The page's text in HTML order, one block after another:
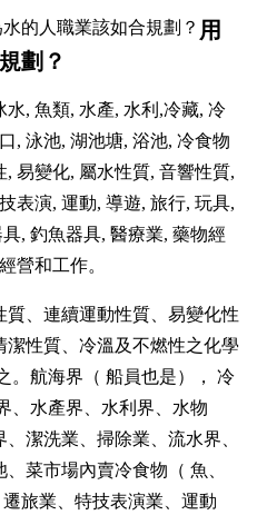
水的人職業該如合規劃？ 用
劃？
, 魚類, 水產, 水利,冷藏, 冷
, 泳池, 湖池塘, 浴池, 冷食物
易變化, 屬水性質, 音響性質,
表演, 運動, 導遊, 旅行, 玩具,
, 釣魚器具, 醫療業, 藥物經
營和工作。
、連續運動性質、易變化性
性質、冷溫及不燃性之化學
。航海界（ 船員也是）， 冷
、水產界、水利界、水物
潔洗業、掃除業、流水界、
菜市場內賣冷食物（ 魚、
業、特技表演業、運動